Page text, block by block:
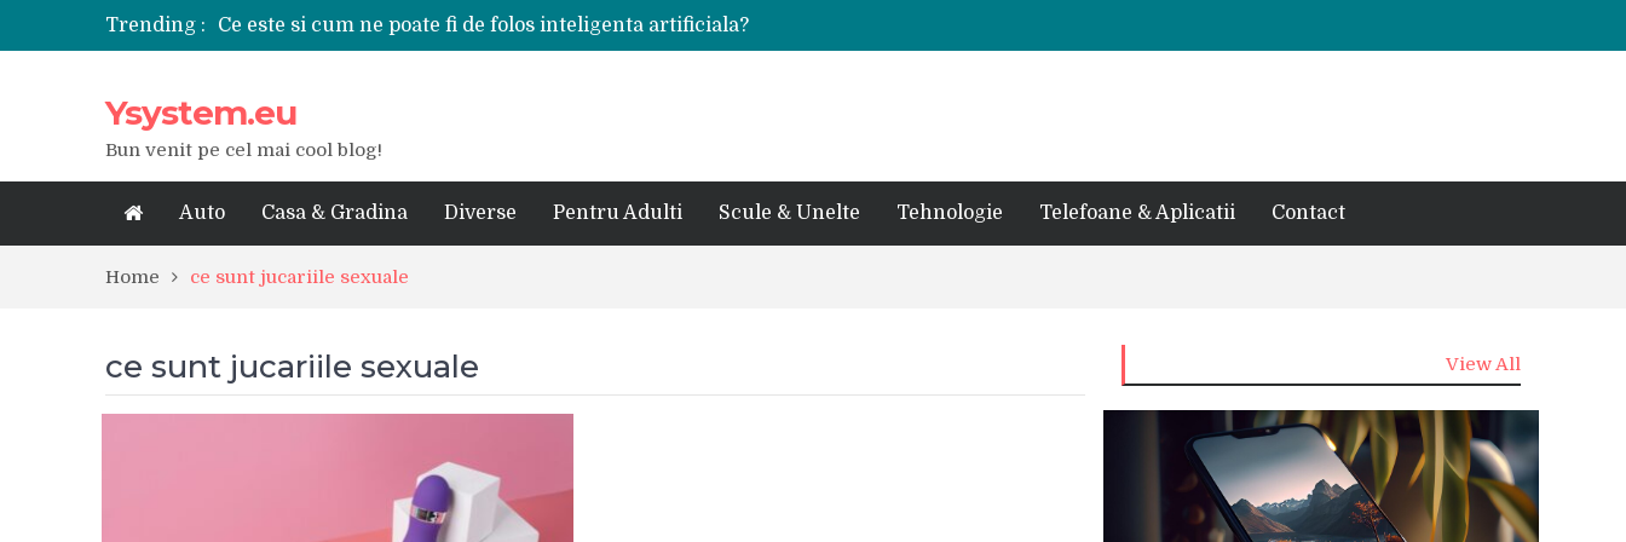
Trending :
Ce este si cum ne poate fi de folos inteligenta artificiala?
Tipuri de polizoare de care este nevoie intr-un atelier
De ce poate fi riscant consumul de bauturi alcoolice?
Ce marca auto sa aleg dintre Mercedes, Audi si BMW?
Merita sa aleg un gard din fier forjat pentru curtea casei?
Cele mai bune smartphone-uri lansate in anul 2024
Modul in care a evoluat tehnologia in ultimul secol
iPhone 16Pro Max sau Samsung Galaxy S24 Ultra?
Ysystem.eu
Bun venit pe cel mai cool blog!
Auto Casa & Gradina Diverse Pentru Adulti Scule & Unelte Tehnologie Telefoane & Aplicatii Contact
Home ce sunt jucariile sexuale
ce sunt jucariile sexuale View All